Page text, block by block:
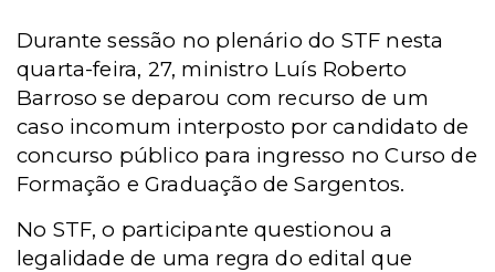
Durante sessão no plenário do STF nesta
quarta-feira, 27, ministro Luís Roberto
Barroso se deparou com recurso de um
caso incomum interposto por candidato de
concurso público para ingresso no Curso de
Formação e Graduação de Sargentos.
No STF, o participante questionou a
legalidade de uma regra do edital que